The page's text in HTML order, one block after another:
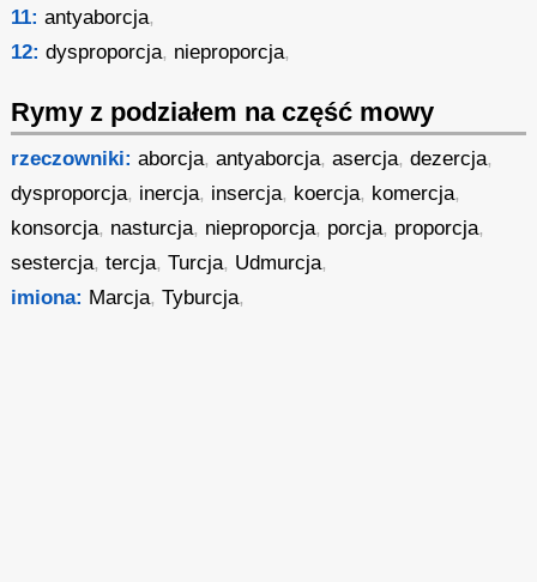
11: antyaborcja,
12: dysproporcja, nieproporcja,
Rymy z podziałem na część mowy
rzeczowniki: aborcja,antyaborcja,asercja,dezercja,
dysproporcja, inercja, insercja, koercja, komercja,
konsorcja, nasturcja, nieproporcja, porcja, proporcja,
sestercja,tercja,Turcja, Udmurcja,
imiona: Marcja,Tyburcja,